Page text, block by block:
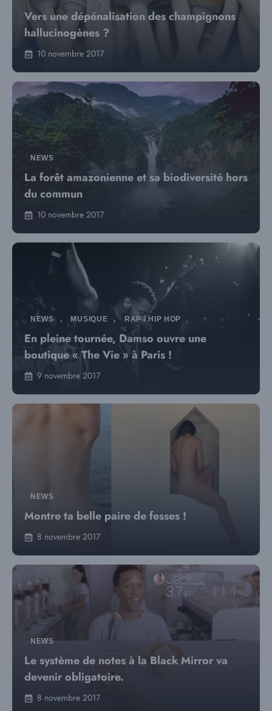
Vers une dépénalisation des champignons
hallucinogènes ?
10 novembre 2017
NEWS
La forêt amazonienne et sa biodiversité hors
du commun
10 novembre 2017
NEWS , MUSIQUE , RAP / HIP HOP
En pleine tournée, Damso ouvre une
boutique « The Vie » à Paris !
9 novembre 2017
NEWS
Montre ta belle paire de fesses !
8 novembre 2017
NEWS
Le système de notes à la Black Mirror va
devenir obligatoire.
8 novembre 2017